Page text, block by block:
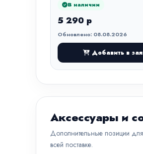
В наличии
5 290 р
Обновлено: 08.08.2026
Добавить в
Аксессуары и
Дополнительные позиции
всей поставке.